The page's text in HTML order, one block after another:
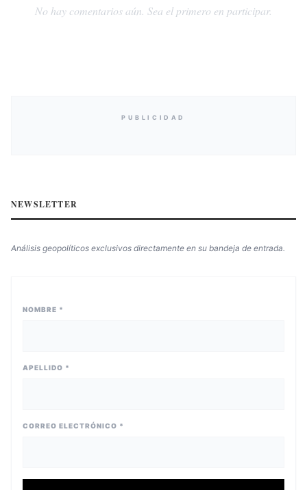
No hay comentarios aún. Sea el primero en participar.
PUBLICIDAD
NEWSLETTER
Análisis geopolíticos exclusivos directamente en su bandeja de entrada.
NOMBRE *
APELLIDO *
CORREO ELECTRÓNICO *